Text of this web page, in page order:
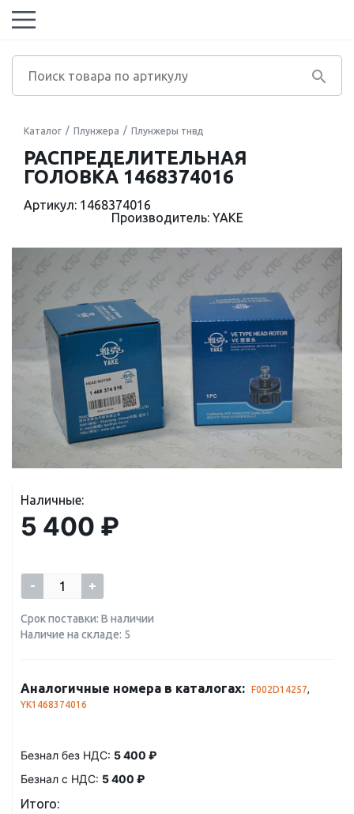
Каталог Плунжера Плунжеры тнвд
РАСПРЕДЕЛИТЕЛЬНАЯ
ГОЛОВКА 1468374016
Артикул: 1468374016
Производитель: YAKE
Наличные:
5 400 ₽
- +
Срок поставки: В наличии
Наличие на складе: 5
Аналогичные номера в каталогах: F002D14257,
YK1468374016
Безнал без НДС: 5 400 ₽
Безнал с НДС: 5 400 ₽
Итого: